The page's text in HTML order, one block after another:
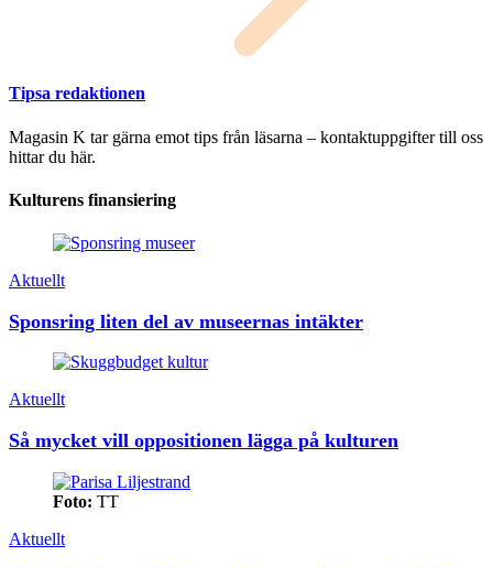
Tipsa redaktionen
Magasin K tar gärna emot tips från läsarna – kontaktuppgifter till oss
hittar du här.
Kulturens finansiering
Aktuellt
Sponsring liten del av museernas intäkter
Aktuellt
Så mycket vill oppositionen lägga på kulturen
Foto: TT
Aktuellt